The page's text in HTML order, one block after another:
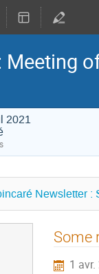
Meeting
2021
Newsletter :
Some
1